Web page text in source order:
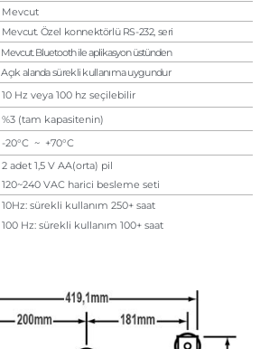
Mevcut
Mevcut. Özel konnektörlü RS-232, seri
Mevcut. Bluetooth ile aplikasyon üstünden
Açık alanda sürekli kullanıma uygundur
10 Hz veya 100 hz seçilebilir
%3 (tam kapasitenin)
-20°C ~ +70°C
2 adet 1,5 V AA(orta) pil
120~240 VAC harici besleme seti
10Hz: sürekli kullanım 250+ saat
100 Hz: sürekli kullanım 100+ saat